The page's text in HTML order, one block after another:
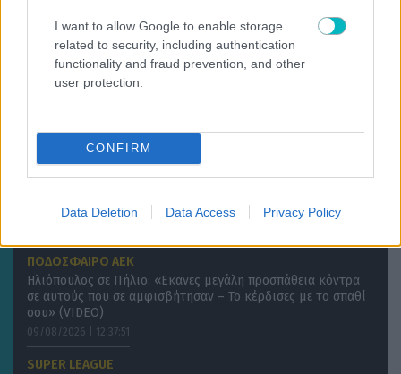
I want to allow Google to enable storage
related to security, including authentication
functionality and fraud prevention, and other
user protection.
CONFIRM
Data Deletion Data Access Privacy Policy
SUPER LEAGUE
Παναθηναϊκός: Διαθέσιμος για ΤΣΣΚΑ 1948 ο Τεττέη
09/08/2026 | 13:37:05
09/08/2026 | 13:15:37
Πήλιος: «Έχω ακόμα πάρα πολλά να δείξω» (VIDEO)
ΠΟΔΟΣΦΑΙΡΟ ΑΕΚ
Ηλιόπουλος σε Πήλιο: «Εκανες μεγάλη προσπάθεια κόντρα
σε αυτούς που σε αμφισβήτησαν – Το κέρδισες με το σπαθί
σου» (VIDEO)
09/08/2026 | 12:37:51
SUPER LEAGUE